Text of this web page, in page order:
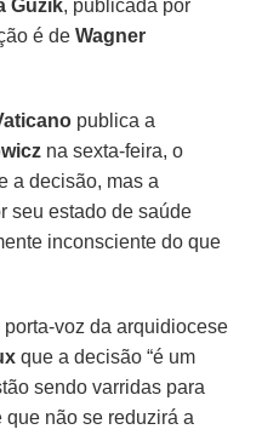
Guzik, publicada por
é deWagner
publica a
na sexta-feira, o
a decisão, mas a
seu estado de saúde
inconsciente do que
porta-voz da arquidiocese
que a decisão “é um
sendo varridas para
que não se reduzirá a